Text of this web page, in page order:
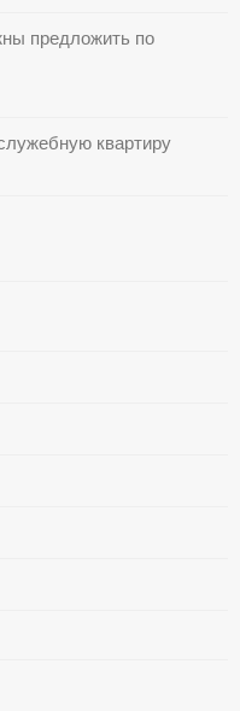
предложить по
квартиру